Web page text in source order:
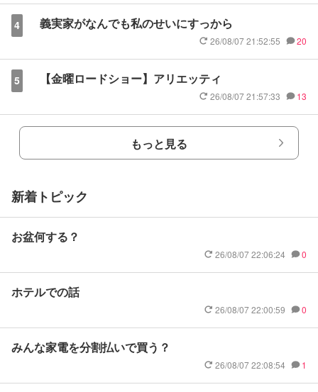
4 義実家がなんでも私のせいにすっから
26/08/07 21:52:55 20
5 【金曜ロードショー】アリエッティ
26/08/07 21:57:33 13
もっと見る
新着トピック
お盆何する？
26/08/07 22:06:24 0
ホテルでの話
26/08/07 22:00:59 0
みんな家電を分割払いで買う？
26/08/07 22:08:54 1